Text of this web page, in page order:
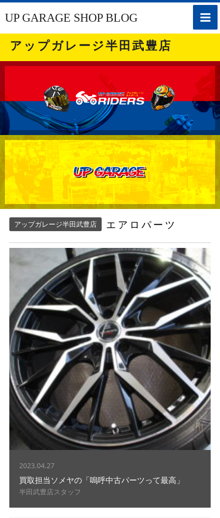
toggle
UP GARAGE SHOP BLOG
アップガレージ半田武豊店
アップガレージ半田武豊店 エアロパーツ
2023.04.27
買取担当ソメヤの「嗚呼中古パーツって最高」
半田武豊店スタッフ